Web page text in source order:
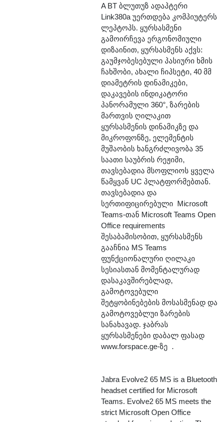
A BT ბლუთუზ ადაპტერი
Link380a უერთდება კომპიუტერს
ლეპტოპს. ყურსასმენი
გამოირჩევა ერგონომიული
დიზაინით, ყურსასმენს აქვს:
გაუმჯობესებული პასიური ხმის
ჩახშობი, ახალი ჩიპსეტი, 40 მმ
დიამეტრის დინამიკები,
დაკავების ინდიკატორი
პანორამული 360°, ზარების
მართვის ღილაკით
ყურსასმენის დინამიკზე და
მიკროფონზე, ელემენტის
მუშაობის ხანგრძლივობა 35
საათი საუბრის რეჟიმი,
თავსებადია მსოფლიოს ყველა
წამყვან UC პლატფორმებთან.
თავსებადია და
სერთიფიცირებული Microsoft
Teams-თან Microsoft Teams Open
Office requirements
შესაბამისობით, ყურსასმენს
გააჩნია MS Teams
ფუნქციონალური ღილაკი
სესიასთან მომენტალურად
დასაკავშირებლად,
გამოტოვებული
შეტყობინებების მოსასმენად და
გამოტოვებლუი ზარების
სანახავად. ჯაბრას
ყურსასმენები დაბალ ფასად
www.forspace.ge-ზე .
Jabra Evolve2 65 MS is a Bluetooth
headset certified for Microsoft
Teams. Evolve2 65 MS meets the
strict Microsoft Open Office